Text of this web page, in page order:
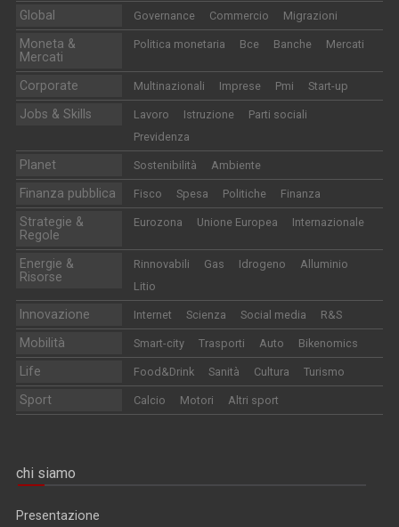
Global Governance Commercio Migrazioni
Moneta &
Mercati
Politica monetaria Bce Banche Mercati
Corporate Multinazionali Imprese Pmi Start-up
Jobs & Skills Lavoro Istruzione
Parti sociali
Previdenza
Planet Sostenibilità Ambiente
Finanza pubblica Fisco Spesa Politiche Finanza
Strategie &
Regole
Eurozona Unione Europea Internazionale
Energie &
Risorse
Rinnovabili Gas Idrogeno
Alluminio
Litio
Innovazione Internet Scienza Social media R&S
Mobilità Smart-city Trasporti Auto Bikenomics
Life Food&Drink Sanità Cultura Turismo
Sport Calcio Motori Altri sport
chi siamo
Presentazione